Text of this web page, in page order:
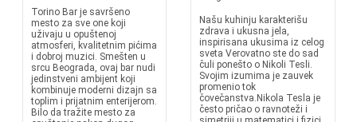
Torino Bar je savršeno
mesto za sve one koji
uživaju u opuštenoj
atmosferi, kvalitetnim pićima
i dobroj muzici. Smešten u
srcu Beograda, ovaj bar nudi
jedinstveni ambijent koji
kombinuje moderni dizajn sa
toplim i prijatnim enterijerom.
Bilo da tražite mesto za
Našu kuhinju karakterišu
zdrava i ukusna jela,
inspirisana ukusima iz celog
sveta Verovatno ste do sad
čuli ponešto o Nikoli Tesli.
Svojim izumima je zauvek
promenio tok
čovečanstva.Nikola Tesla je
često pričao o ravnoteži i